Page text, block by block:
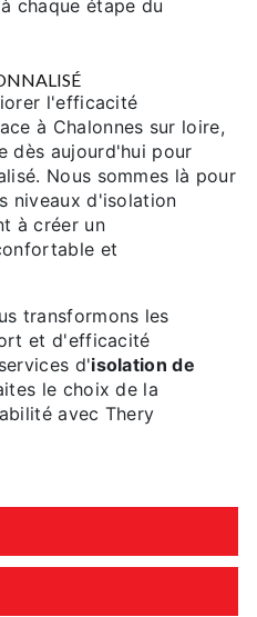
chaque étape du
l'efficacité
à Chalonnes sur loire,
dès aujourd'hui pour
Nous sommes là pour
niveaux d'isolation
à créer un
et
transformons les
et d'efficacité
d'isolation de
le choix de la
avec Thery